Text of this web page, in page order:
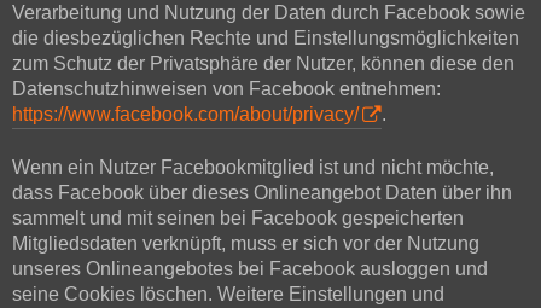
Verarbeitung und Nutzung der Daten durch Facebook sowie
die diesbezüglichen Rechte und Einstellungsmöglichkeiten
zum Schutz der Privatsphäre der Nutzer, können diese den
Datenschutzhinweisen von Facebook entnehmen:
https://www.facebook.com/about/privacy/
.
Wenn ein Nutzer Facebookmitglied ist und nicht möchte,
dass Facebook über dieses Onlineangebot Daten über ihn
sammelt und mit seinen bei Facebook gespeicherten
Mitgliedsdaten verknüpft, muss er sich vor der Nutzung
unseres Onlineangebotes bei Facebook ausloggen und
seine Cookies löschen. Weitere Einstellungen und